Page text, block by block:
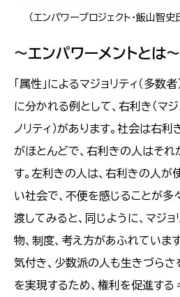
（エンパワープロジェクト・飯山智
～エンパワーメントとは～
「属性」によるマジョリティ（多数者
に分かれる例として、右利き（マジ
ノリティ）があります。社会は右
がほとんどで、右利きの人はそ
す。左利きの人は、右利きの人が
い社会で、不便を感じることが多
渡してみると、同じように、マジ
物、制度、考え方があふれていま
気付き、少数派の人も生きづら
を実現するため、権利を促進する